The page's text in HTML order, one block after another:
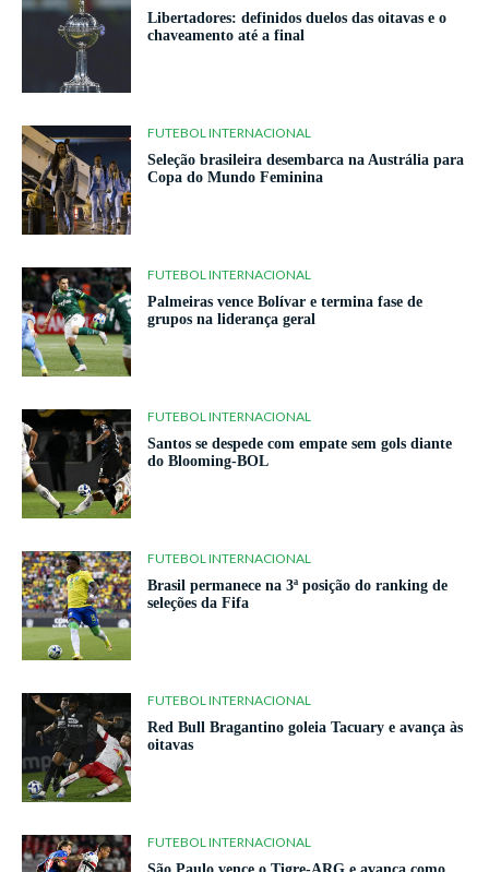
Libertadores: definidos duelos das oitavas e o
chaveamento até a final
FUTEBOL INTERNACIONAL
Seleção brasileira desembarca na Austrália para
Copa do Mundo Feminina
FUTEBOL INTERNACIONAL
Palmeiras vence Bolívar e termina fase de
grupos na liderança geral
FUTEBOL INTERNACIONAL
Santos se despede com empate sem gols diante
do Blooming-BOL
FUTEBOL INTERNACIONAL
Brasil permanece na 3ª posição do ranking de
seleções da Fifa
FUTEBOL INTERNACIONAL
Red Bull Bragantino goleia Tacuary e avança às
oitavas
FUTEBOL INTERNACIONAL